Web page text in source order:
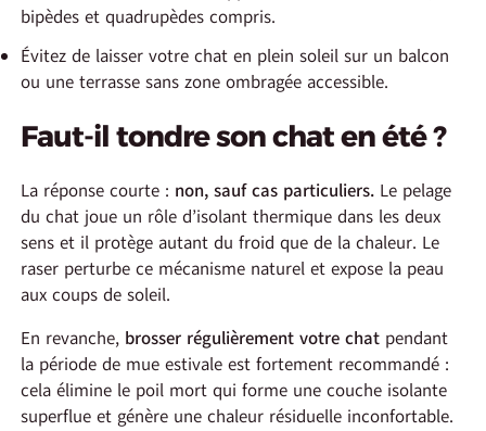
bipèdes et quadrupèdes compris.
Évitez de laisser votre chat en plein soleil sur un balcon
ou une terrasse sans zone ombragée accessible.
Faut-il tondre son chat en été ?
La réponse courte : non, sauf cas particuliers. Le pelage
du chat joue un rôle d’isolant thermique dans les deux
sens et il protège autant du froid que de la chaleur. Le
raser perturbe ce mécanisme naturel et expose la peau
aux coups de soleil.
En revanche, brosser régulièrement votre chat pendant
la période de mue estivale est fortement recommandé :
cela élimine le poil mort qui forme une couche isolante
superflue et génère une chaleur résiduelle inconfortable.